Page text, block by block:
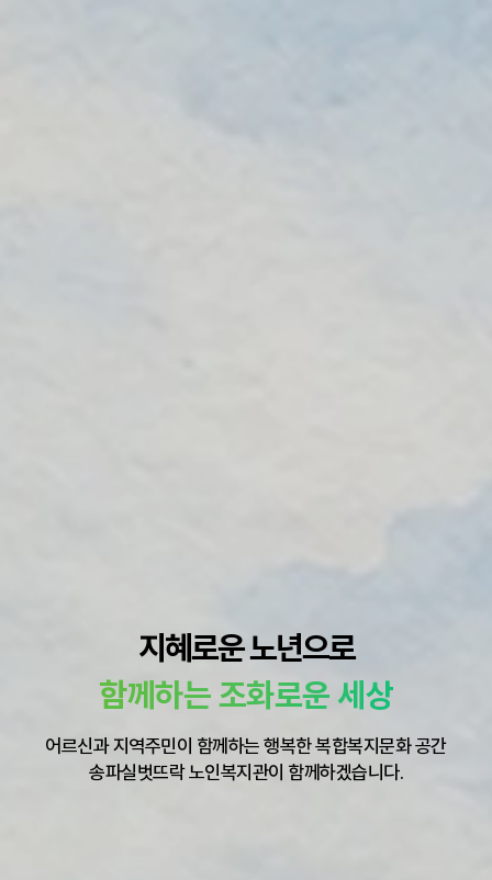
지혜로운 노년으로
함께하는 조화로운 세상
어르신과 지역주민이 함께하는 행복한 복합복지문화 공간
송파실벗뜨락 노인복지관이 함께하겠습니다.